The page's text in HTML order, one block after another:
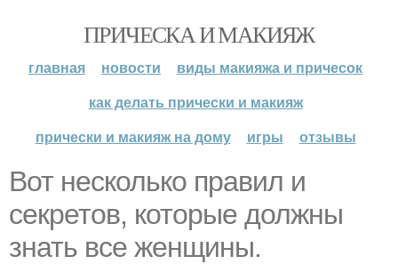
ПРИЧЕСКА И МАКИЯЖ
главная новости
виды макияжа и причесок
как делать прически и макияж
прически и макияж на дому
игры отзывы
Вот несколько правил и
секретов, которые должны
знать все женщины.